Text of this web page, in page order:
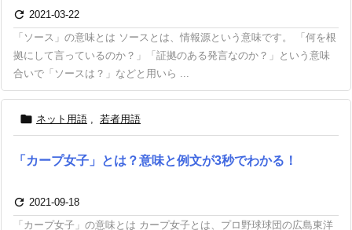
 2021-03-22
「ソース」の意味とは ソースとは、情報源という意味です。 「何を根
拠にして言っているのか？」「証拠のある発言なのか？」という意味
合いで「ソースは？」などと用いら ...
 ネット用語 , 若者用語
「カープ女子」とは？意味と例文が3秒でわかる！
 2021-09-18
「カープ女子」の意味とは カープ女子とは、プロ野球球団の広島東洋